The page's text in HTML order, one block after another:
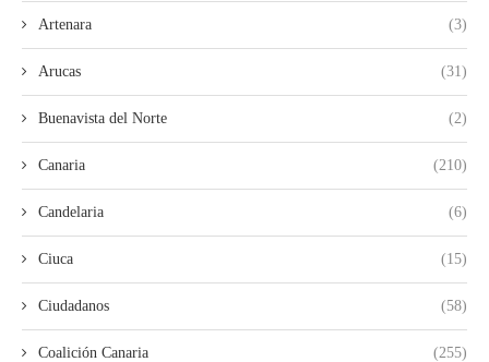
Artenara (3)
Arucas (31)
Buenavista del Norte (2)
Canaria (210)
Candelaria (6)
Ciuca (15)
Ciudadanos (58)
Coalición Canaria (255)